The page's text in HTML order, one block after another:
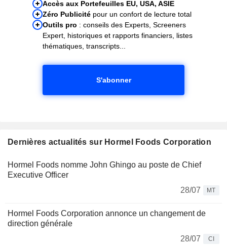
Accès aux Portefeuilles EU, USA, ASIE
Zéro Publicité pour un confort de lecture total
Outils pro : conseils des Experts, Screeners
Expert, historiques et rapports financiers, listes
thématiques, transcripts...
S'abonner
Dernières actualités sur Hormel Foods Corporation
Hormel Foods nomme John Ghingo au poste de Chief
Executive Officer
28/07
MT
Hormel Foods Corporation annonce un changement de
direction générale
28/07
CI